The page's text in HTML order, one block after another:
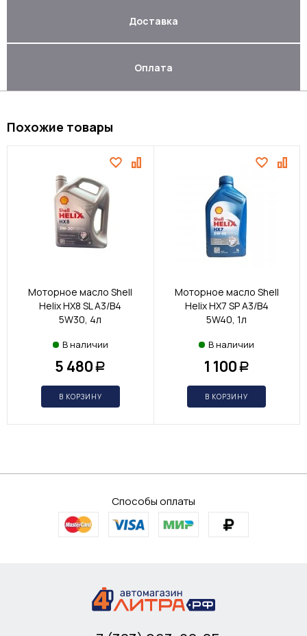
Доставка
Оплата
Похожие товары
Моторное масло Shell
Helix HX8 SL A3/B4
5W30, 4л
В наличии
5 480 Р
В КОРЗИНУ
Моторное масло Shell
Helix HX7 SP A3/B4
5W40, 1л
В наличии
1 100 Р
В КОРЗИНУ
Способы оплаты